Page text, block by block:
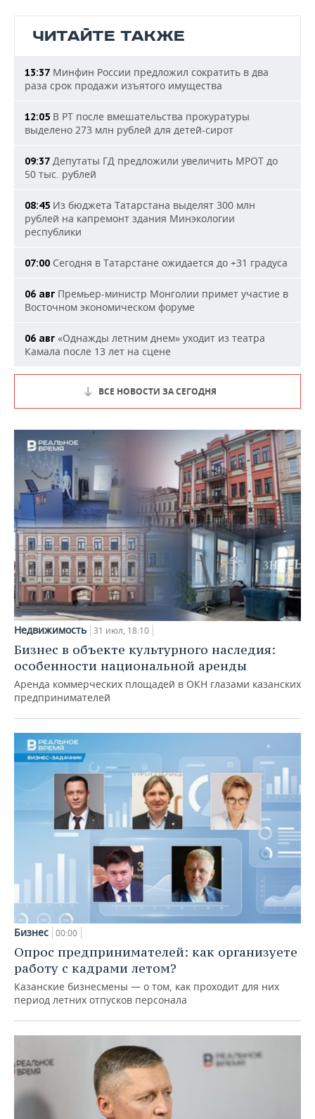
ЧИТАЙТЕ ТАКЖЕ
13:37 Минфин России предложил сократить в два
раза срок продажи изъятого имущества
12:05 В РТ после вмешательства прокуратуры
выделено 273 млн рублей для детей-сирот
09:37 Депутаты ГД предложили увеличить МРОТ до
50 тыс. рублей
08:45 Из бюджета Татарстана выделят 300 млн
рублей на капремонт здания Минэкологии
республики
07:00 Сегодня в Татарстане ожидается до +31 градуса
06 авг Премьер-министр Монголии примет участие в
Восточном экономическом форуме
06 авг «Однажды летним днем» уходит из театра
Камала после 13 лет на сцене
ВСЕ НОВОСТИ ЗА СЕГОДНЯ
Недвижимость 31 июл, 18:10
Бизнес в объекте культурного наследия:
особенности национальной аренды
Аренда коммерческих площадей в ОКН глазами казанских
предпринимателей
Бизнес 00:00
Опрос предпринимателей: как организуете
работу с кадрами летом?
Казанские бизнесмены — о том, как проходит для них
период летних отпусков персонала